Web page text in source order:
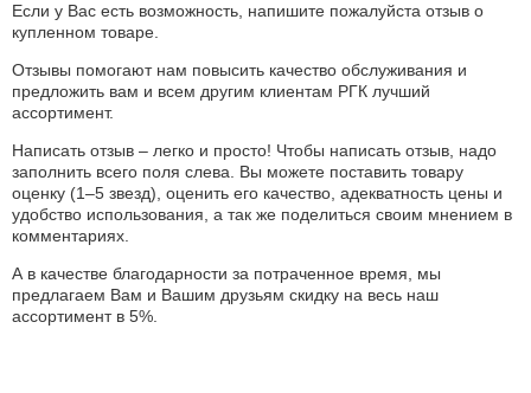
Если у Вас есть возможность, напишите пожалуйста отзыв о
купленном товаре.
Отзывы помогают нам повысить качество обслуживания и
предложить вам и всем другим клиентам РГК лучший
ассортимент.
Написать отзыв – легко и просто! Чтобы написать отзыв, надо
заполнить всего поля слева. Вы можете поставить товару
оценку (1–5 звезд), оценить его качество, адекватность цены и
удобство использования, а так же поделиться своим мнением в
комментариях.
А в качестве благодарности за потраченное время, мы
предлагаем Вам и Вашим друзьям скидку на весь наш
ассортимент в 5%.